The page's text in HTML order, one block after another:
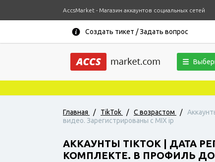
AccsMarket - Магазин аккаунтов социальных сетей
Создать тикет / Задать вопрос
Главная / TikTok / С возрастом /
видео. Зарегистрированы с MIX ip
АККАУНТЫ TIKTOK | ДАТА
КОМПЛЕКТЕ. В ПРОФИЛЬ